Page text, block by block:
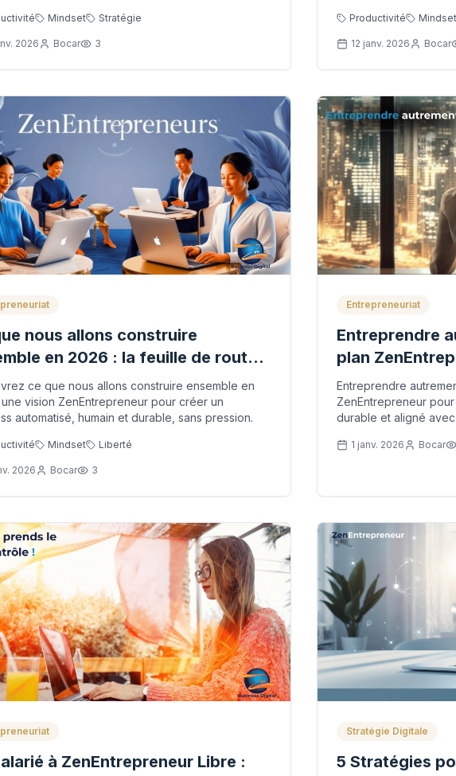
Mindset Stratégie
2026 Bocar 3
Productivité Mindset
12 janv. 2026 Bocar
nous allons construire
en 2026 : la feuille de route
ce que nous allons construire ensemble en
une vision ZenEntrepreneur pour créer un
automatisé, humain et durable, sans pression.
Mindset Liberté
2026 Bocar 3
Entrepreneuriat
Entreprendre
plan
un business
Entreprendre
ZenEntrepreneur
durable et aligné
1 janv. 2026 Bocar
à ZenEntrepreneur Libre :
Stratégie Digitale
5 Stratégies